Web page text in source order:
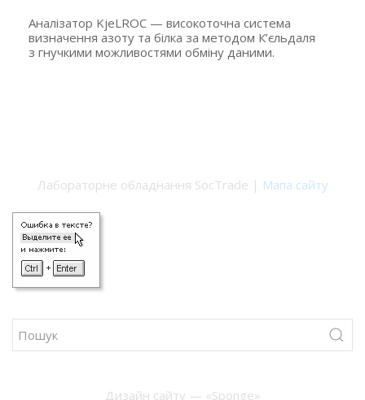
Аналізатор KjeLROC — високоточна система
визначення азоту та білка за методом К’єльдаля
з гнучкими можливостями обміну даними.
Лабораторне обладнання SocTrade | Мапа сайту
Дизайн сайту — «Sponge»